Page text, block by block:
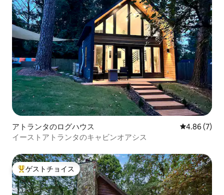
アトランタのログハウス レビュー7
4.86 (7)
イーストアトランタのキャビンオアシス
大好評のゲストチョイスです。
ゲストチョイス